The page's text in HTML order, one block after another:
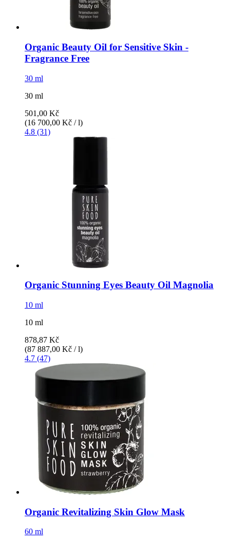
Organic Beauty Oil for Sensitive Skin -​
Fragrance Free
30 ml
30 ml
501,00 Kč
(16 700,00 Kč / l)
4.8 (31)
Organic Stunning Eyes Beauty Oil Magnolia
10 ml
10 ml
878,87 Kč
(87 887,00 Kč / l)
4.7 (47)
Organic Revitalizing Skin Glow Mask
60 ml